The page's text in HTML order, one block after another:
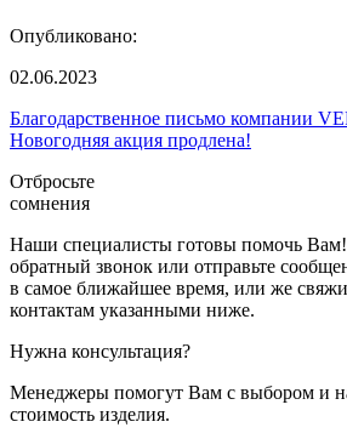
Опубликовано:
02.06.2023
Благодарственное письмо компании
Новогодняя акция продлена!
Отбросьте
сомнения
Наши специалисты готовы помочь Вам!
обратный звонок или отправьте
в самое ближайшее время, или же
контактам указанными ниже.
Нужна консультация?
Менеджеры помогут Вам с выбором и
стоимость изделия.